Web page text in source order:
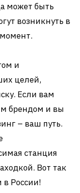
может быть
возникнуть в
и
целей,
Если вам
брендом и вы
– ваш путь.
станция
Вот так
в России!